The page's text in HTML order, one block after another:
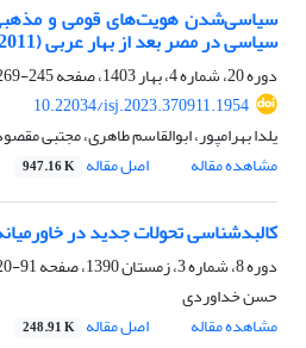
سیاسی‌شدن هویت‌های قومی و مذهبی
سیاسی در مصر بعد از بهار عربی (2011-2022)
دوره 20، شماره 4، بهار 1403، صفحه
245-269
10.22034/isj.2023.370911.1954
یلدا بهرامپور، ابوالقاسم طاهری، مجتبی
مشاهده مقاله
اصل مقاله 947.16 K
کالبدشناسی تحولات جدید در
دوره 8، شماره 3، زمستان 1390، صفحه
91-120
حسن خداوردی
مشاهده مقاله
اصل مقاله 248.91 K